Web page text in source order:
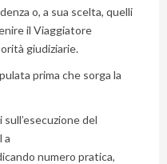
o, a sua scelta, quelli
il Viaggiatore
giudiziarie.
prima che sorga la
del
a
numero pratica,